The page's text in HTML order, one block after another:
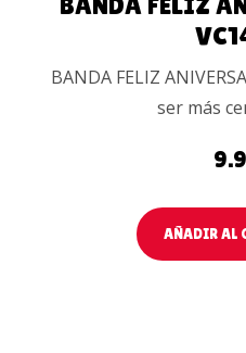
BANDA FELIZ
ser más
AÑADIR AL